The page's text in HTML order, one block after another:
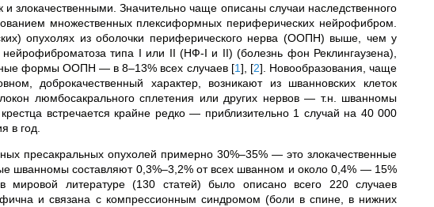
Значительно чаще описаны случаи наследственного
множественных плексиформных периферических нейрофибром.
опухолях из оболочки периферического нерва (ООПН) выше, чем у
типа I или II (НФ-I и II) (болезнь фон Реклингаузена),
формы ООПН — в 8–13% всех случаев [1] [2] . Новообразования, чаще
доброкачественный характер, возникают из шванновских клеток
люмбосакрального сплетения или других нервов — т.н. шванномы
встречается крайне редко — приблизительно 1 случай на 40 000
в год.
пресакральных опухолей примерно 30%–35% — это злокачественные
шванномы составляют 0,3%–3,2% от всех шванном и около 0,4% — 15%
мировой литературе (130 статей) было описано всего 220 случаев
и связана с компрессионным синдромом (боли в спине, в нижних